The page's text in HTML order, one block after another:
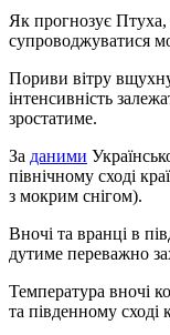
Як прогнозує Птуха,
супроводжуватися
Пориви вітру
інтенсивність
зростатиме.
За даними
північному сході
з мокрим снігом).
Вночі та вранці в
дутиме переважно
Температура вночі
та південному сході